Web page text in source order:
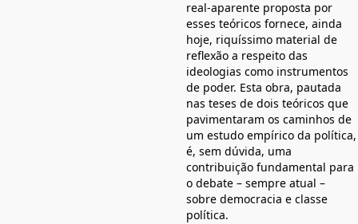
real-aparente proposta por
esses teóricos fornece, ainda
hoje, riquíssimo material de
reflexão a respeito das
ideologias como instrumentos
de poder. Esta obra, pautada
nas teses de dois teóricos que
pavimentaram os caminhos de
um estudo empírico da política,
é, sem dúvida, uma
contribuição fundamental para
o debate – sempre atual –
sobre democracia e classe
política.